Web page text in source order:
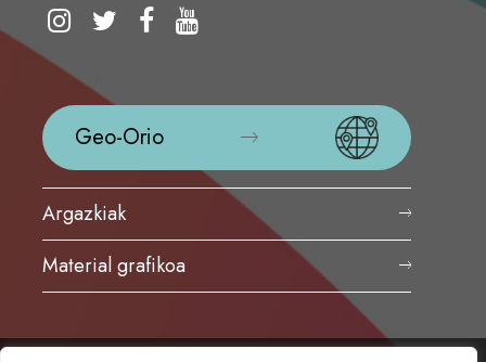
Geo-Orio
Argazkiak
Material grafikoa